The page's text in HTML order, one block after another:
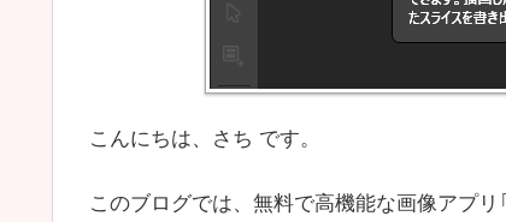
こんにちは、さち です。
このブログでは、無料で高機能な画像アプリ「